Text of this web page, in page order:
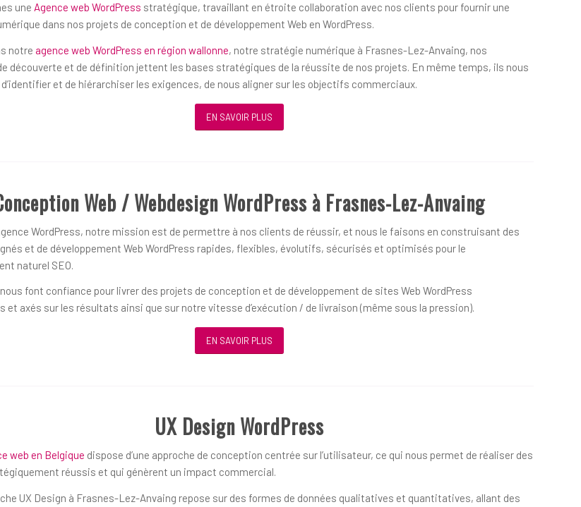
une Agence web WordPress stratégique, travaillant en étroite collaboration avec nos clients pour fournir une
dans nos projets de conception et de développement Web en WordPress.
notre agence web WordPress en région wallonne, notre stratégie numérique à Frasnes-Lez-Anvaing, nos
découverte et de définition jettent les bases stratégiques de la réussite de nos projets. En même temps, ils nous
et de hiérarchiser les exigences, de nous aligner sur les objectifs commerciaux.
EN SAVOIR PLUS
Web / Webdesign WordPress à Frasnes-Lez-Anvaing
WordPress, notre mission est de permettre à nos clients de réussir, et nous le faisons en construisant des
et de développement Web WordPress rapides, flexibles, évolutifs, sécurisés et optimisés pour le
naturel SEO.
font confiance pour livrer des projets de conception et de développement de sites Web WordPress
et axés sur les résultats ainsi que sur notre vitesse d’exécution / de livraison (même sous la pression).
EN SAVOIR PLUS
UX Design WordPress
web en Belgique dispose d’une approche de conception centrée sur l’utilisateur, ce qui nous permet de réaliser des
réussis et qui génèrent un impact commercial.
UX Design à Frasnes-Lez-Anvaing repose sur des formes de données qualitatives et quantitatives, allant des